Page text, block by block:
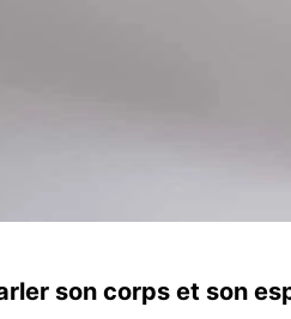
son corps et son